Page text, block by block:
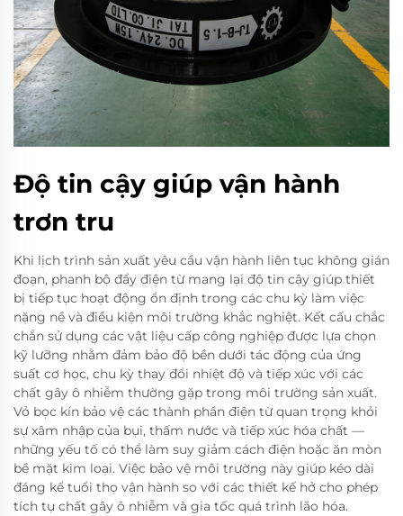
Độ tin cậy giúp vận hành
trơn tru
Khi lịch trình sản xuất yêu cầu vận hành liên tục không gián
đoạn, phanh bộ đẩy điện từ mang lại độ tin cậy giúp thiết
bị tiếp tục hoạt động ổn định trong các chu kỳ làm việc
nặng nề và điều kiện môi trường khắc nghiệt. Kết cấu chắc
chắn sử dụng các vật liệu cấp công nghiệp được lựa chọn
kỹ lưỡng nhằm đảm bảo độ bền dưới tác động của ứng
suất cơ học, chu kỳ thay đổi nhiệt độ và tiếp xúc với các
chất gây ô nhiễm thường gặp trong môi trường sản xuất.
Vỏ bọc kín bảo vệ các thành phần điện từ quan trọng khỏi
sự xâm nhập của bụi, thấm nước và tiếp xúc hóa chất —
những yếu tố có thể làm suy giảm cách điện hoặc ăn mòn
bề mặt kim loại. Việc bảo vệ môi trường này giúp kéo dài
đáng kể tuổi thọ vận hành so với các thiết kế hở cho phép
tích tụ chất gây ô nhiễm và gia tốc quá trình lão hóa.